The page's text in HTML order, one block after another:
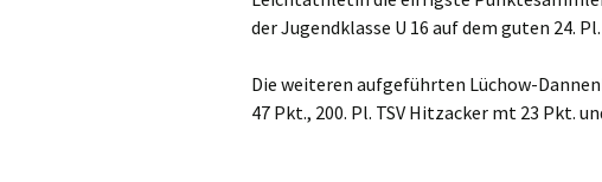
der Jugendklasse U 16 auf dem guten 24.
Die weiteren aufgeführten Lüchow-
47 Pkt., 200. Pl. TSV Hitzacker mt 23 Pkt.